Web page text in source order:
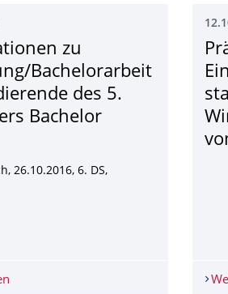
zu
Bachelorarbeit
des 5.
Bachelor
26.10.2016, 6. DS,
Informationen zu Vertiefung/